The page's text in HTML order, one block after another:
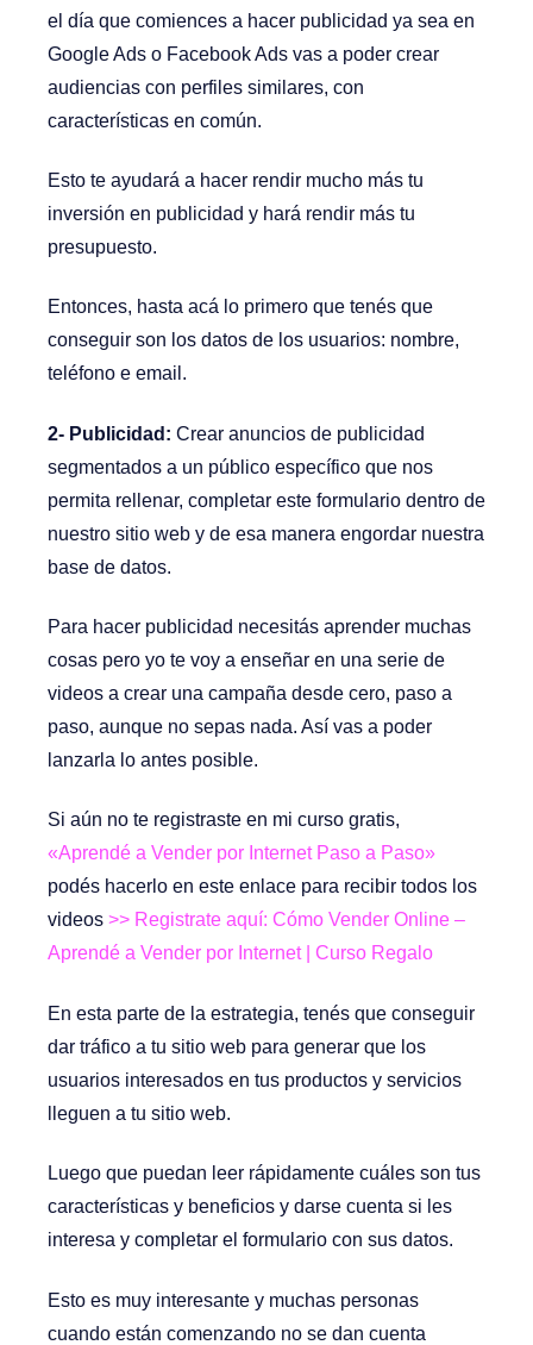
el día que comiences a hacer publicidad ya sea en
Google Ads o Facebook Ads vas a poder crear
audiencias con perfiles similares, con
características en común.
Esto te ayudará a hacer rendir mucho más tu
inversión en publicidad y hará rendir más tu
presupuesto.
Entonces, hasta acá lo primero que tenés que
conseguir son los datos de los usuarios: nombre,
teléfono e email.
2- Publicidad: Crear anuncios de publicidad
segmentados a un público específico que nos
permita rellenar, completar este formulario dentro de
nuestro sitio web y de esa manera engordar nuestra
base de datos.
Para hacer publicidad necesitás aprender muchas
cosas pero yo te voy a enseñar en una serie de
videos a crear una campaña desde cero, paso a
paso, aunque no sepas nada. Así vas a poder
lanzarla lo antes posible.
Si aún no te registraste en mi curso gratis,
«Aprendé a Vender por Internet Paso a Paso»
podés hacerlo en este enlace para recibir todos los
videos >> Registrate aquí: Cómo Vender Online –
Aprendé a Vender por Internet | Curso Regalo
En esta parte de la estrategia, tenés que conseguir
dar tráfico a tu sitio web para generar que los
usuarios interesados en tus productos y servicios
lleguen a tu sitio web.
Luego que puedan leer rápidamente cuáles son tus
características y beneficios y darse cuenta si les
interesa y completar el formulario con sus datos.
Esto es muy interesante y muchas personas
cuando están comenzando no se dan cuenta